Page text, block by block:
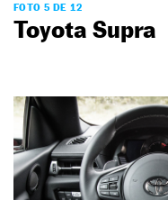
FOTO 5 DE 12
Toyota Supra